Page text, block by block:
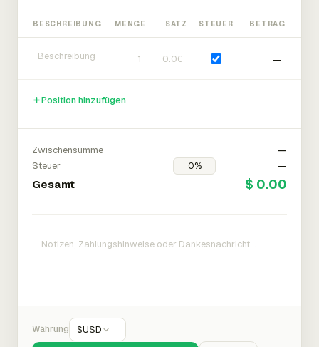
BESCHREIBUNG MENGE SATZ STEUER BETRAG
—
Position hinzufügen
Zwischensumme
—
Steuer
—
Gesamt $ 0.00
Währung $USD